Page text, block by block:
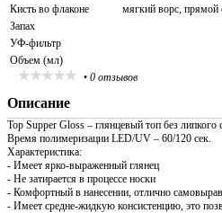
Кисть во флаконе
мягкий ворс, прямой
Запах
УФ-фильтр
Объем (мл)
• 0 отзывов
Описание
Top Supper Gloss – глянцевый топ без липкого
Время полимеризации LED/UV – 60/120 сек.
Характеристика:
- Имеет ярко-выраженный глянец
- Не затирается в процессе носки
- Комфортный в нанесении, отлично
- Имеет средне-жидкую консистенцию, это